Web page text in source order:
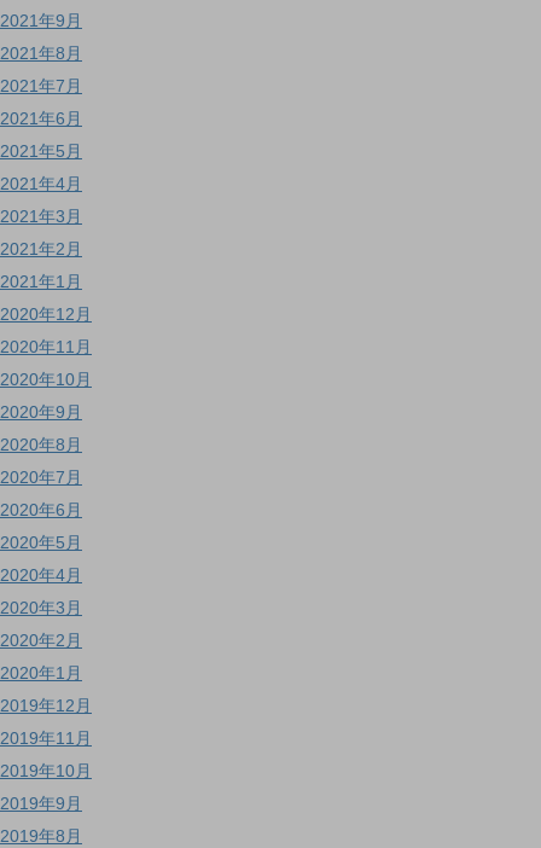
2021年9月
2021年8月
2021年7月
2021年6月
2021年5月
2021年4月
2021年3月
2021年2月
2021年1月
2020年12月
2020年11月
2020年10月
2020年9月
2020年8月
2020年7月
2020年6月
2020年5月
2020年4月
2020年3月
2020年2月
2020年1月
2019年12月
2019年11月
2019年10月
2019年9月
2019年8月